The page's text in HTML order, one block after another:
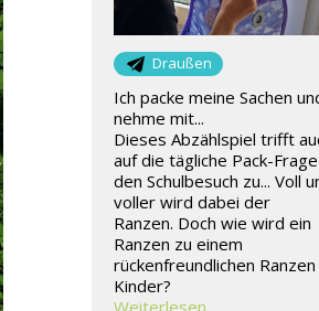
Draußen
Ich packe meine Sachen
nehme mit...
Dieses Abzählspiel trifft
auf die tägliche Pack-
den Schulbesuch zu... Voll
voller wird dabei der
Ranzen. Doch wie wird ein
Ranzen zu einem
rückenfreundlichen
Kinder?
Weiterlesen